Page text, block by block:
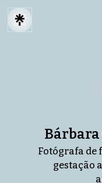
Fotógrafa de
gestação